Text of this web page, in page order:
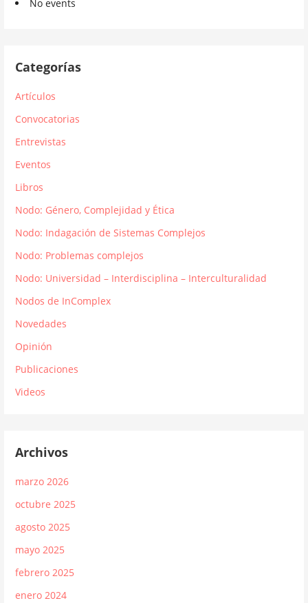
No events
Categorías
Artículos
Convocatorias
Entrevistas
Eventos
Libros
Nodo: Género, Complejidad y Ética
Nodo: Indagación de Sistemas Complejos
Nodo: Problemas complejos
Nodo: Universidad – Interdisciplina – Interculturalidad
Nodos de InComplex
Novedades
Opinión
Publicaciones
Videos
Archivos
marzo 2026
octubre 2025
agosto 2025
mayo 2025
febrero 2025
enero 2024